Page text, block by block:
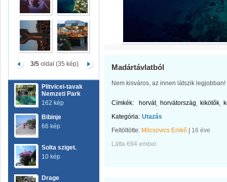
3/5oldal (35 kép)
Plitvicei-tavak
Nemzeti Park
162 kép
Bibinje
66 kép
Solta sziget.
10 kép
Drage
Madártávlatból
Nem kisváros, az innen látszik legjobban!
Címkék: horvát horvátország kikötők
Kategória: Utazás
Feltöltötte: Milcsovics Enikő
16 éve
Látta 694 ember.